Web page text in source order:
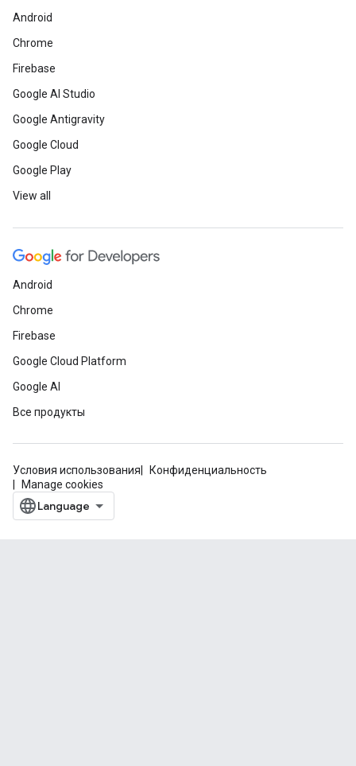
Android
Chrome
Firebase
Google AI Studio
Google Antigravity
Google Cloud
Google Play
View all
Android
Chrome
Firebase
Google Cloud Platform
Google AI
Все продукты
Условия использования
Конфиденциальность
Manage cookies